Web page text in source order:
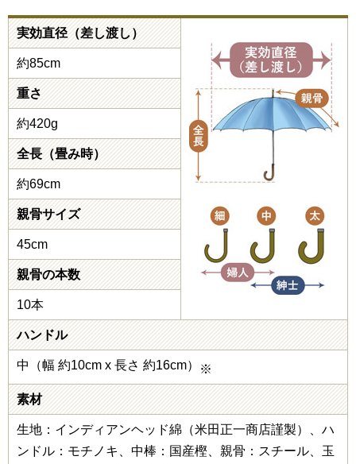
実効直径（差し渡し）
約85cm
重さ
約420g
全長（畳み時）
約69cm
親骨サイズ
45cm
親骨の本数
10本
ハンドル
中（幅 約10cm x 長さ 約16cm） ※
素材
生地：インディアンヘッド綿（米田正一商店謹製）、ハ
ンドル：モチノキ、中棒：国産樫、親骨：スチール、玉